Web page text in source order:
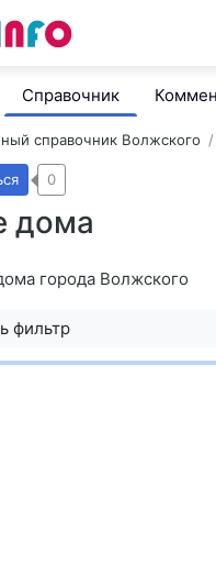
Справочник
справочник Волжского
дома
0
города Волжского
фильтр